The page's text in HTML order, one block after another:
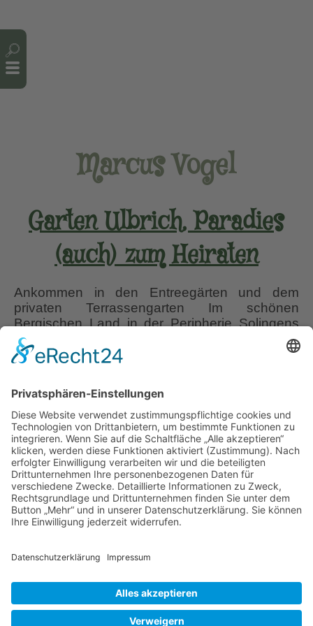
Marcus Vogel
Garten Ulbrich, Paradies
(auch) zum Heiraten
Ankommen in den Entreegärten und dem
privaten Terrassengarten Im schönen
Bergischen Land in der Peripherie Solingens
befindet sich auf dem 8000 qm Areal einer
ehemaligen Gärtnerei ein Schaugarten, der es
diese inspirierende Wundertüte verliebt, der
kann dann tatsächlich auch noch in diesem
Garten in der…Garten
Ulbrich,
Paradies
(auch)
zum
Heiraten
Liebe Leser! Ihr könnt euch per E-Mail
informieren lassen, wenn neue Artikel auf
Wurzerlsgarten erscheinen.Folgt dafür einfach
diesem Link und gebt dort eure E-Mailadresse